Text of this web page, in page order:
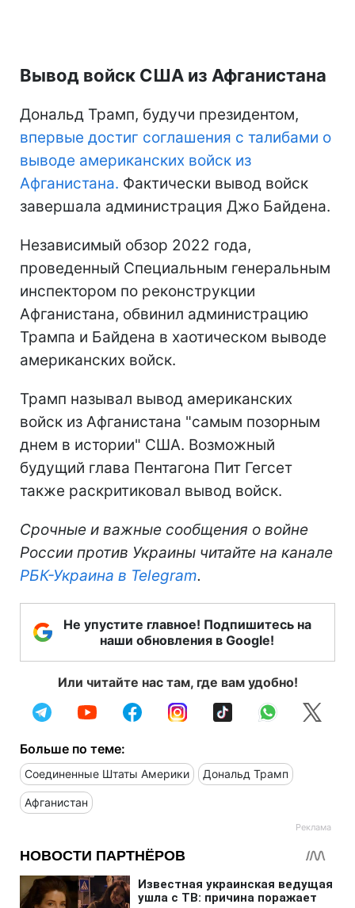
Вывод войск США из Афганистана
Дональд Трамп, будучи президентом,
впервые достиг соглашения с талибами о
выводе американских войск из
Афганистана. Фактически вывод войск
завершала администрация Джо Байдена.
Независимый обзор 2022 года,
проведенный Специальным генеральным
инспектором по реконструкции
Афганистана, обвинил администрацию
Трампа и Байдена в хаотическом выводе
американских войск.
Трамп называл вывод американских
войск из Афганистана "самым позорным
днем в истории" США. Возможный
будущий глава Пентагона Пит Гегсет
также раскритиковал вывод войск.
Срочные и важные сообщения о войне
России против Украины читайте на канале
РБК-Украина в Telegram.
Не упустите главное! Подпишитесь на
наши обновления в Google!
Или читайте нас там, где вам удобно!
Больше по теме:
Соединенные Штаты Америки Дональд Трамп
Афганистан